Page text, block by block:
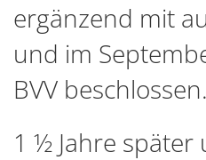
ergänzend mit
und im
BVV beschlossen.
1 ½ Jahre später